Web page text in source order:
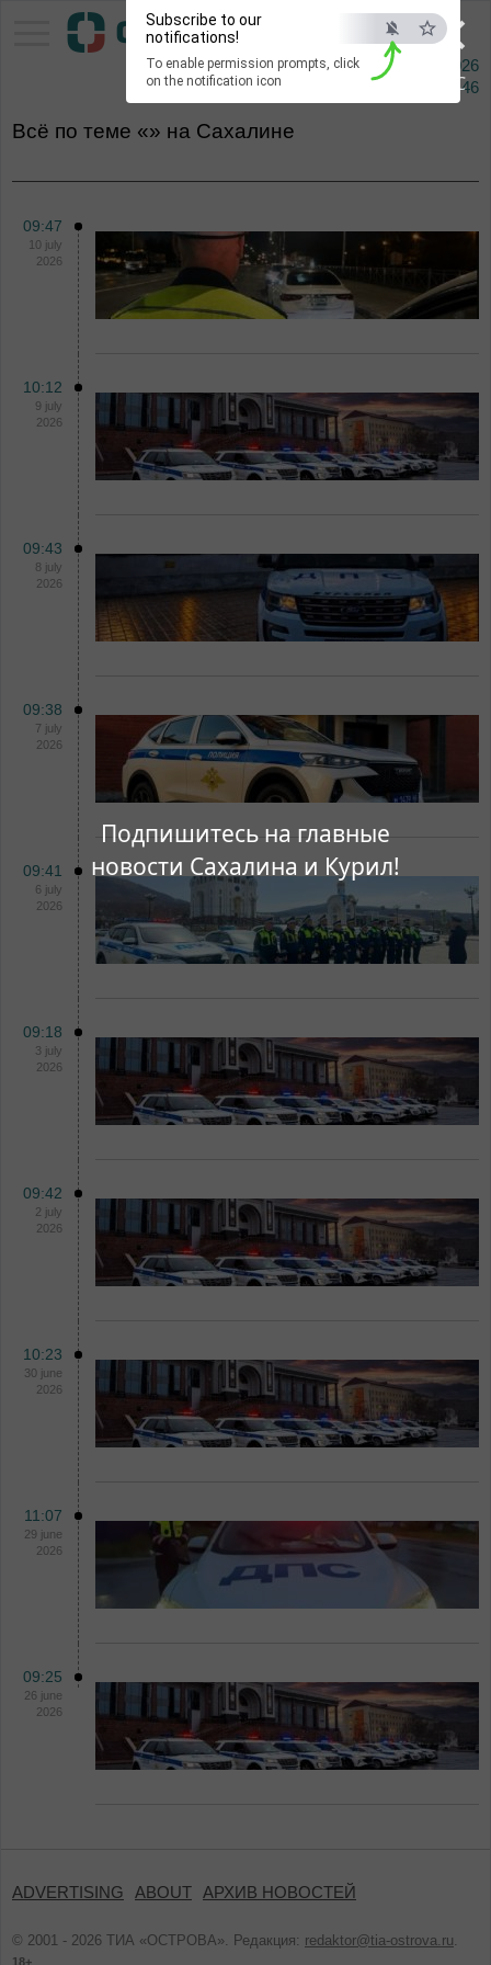
×
ESC
Подпишитесь на главные
новости Сахалина и Курил!
Subscribe to our
notifications!
To enable permission prompts, click
on the notification icon
Pacific Information Agency
7 augusta 2026
08:46
Всё по теме «» на Сахалине
09:47
10 july
2026
10:12
9 july
2026
09:43
8 july
2026
09:38
7 july
2026
09:41
6 july
2026
09:18
3 july
2026
09:42
2 july
2026
10:23
30 june
2026
11:07
29 june
2026
09:25
26 june
2026
ADVERTISING ABOUT АРХИВ НОВОСТЕЙ
© 2001 - 2026 ТИА «ОСТРОВА». Редакция: redaktor@tia-ostrova.ru.
18+